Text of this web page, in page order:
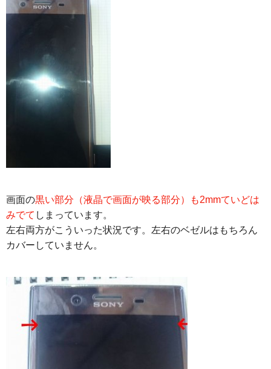
画面の黒い部分（液晶で画面が映る部分）も2mmていどは
みでて しまっています。
左右両方がこういった状況です。左右のベゼルはもちろん
カバーしていません。